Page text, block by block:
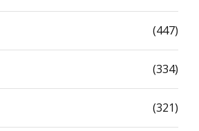
(447)
(334)
(321)